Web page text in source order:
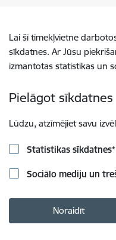
Lai šī tīmekļvietne
sīkdatnes. Ar Jūsu
izmantotas statistikas un
Pielāgot sīkdatnes
Lūdzu, atzīmējiet savu
Statistikas sīkdatnes*
Sociālo mediju un
Noraidīt